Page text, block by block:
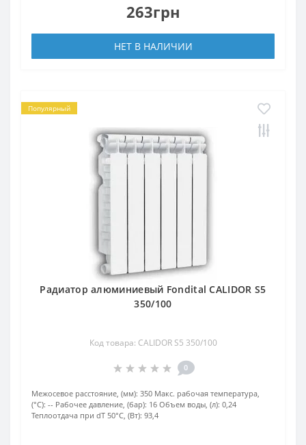
263грн
НЕТ В НАЛИЧИИ
Популярный
Радиатор алюминиевый Fondital CALIDOR S5
350/100
Код товара: CALIDOR S5 350/100
0
Межосевое расстояние, (мм): 350 Макс. рабочая температура,
(°С): -- Рабочее давление, (бар): 16 Объем воды, (л): 0,24
Теплоотдача при dT 50°С, (Вт): 93,4